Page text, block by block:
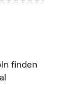
finden